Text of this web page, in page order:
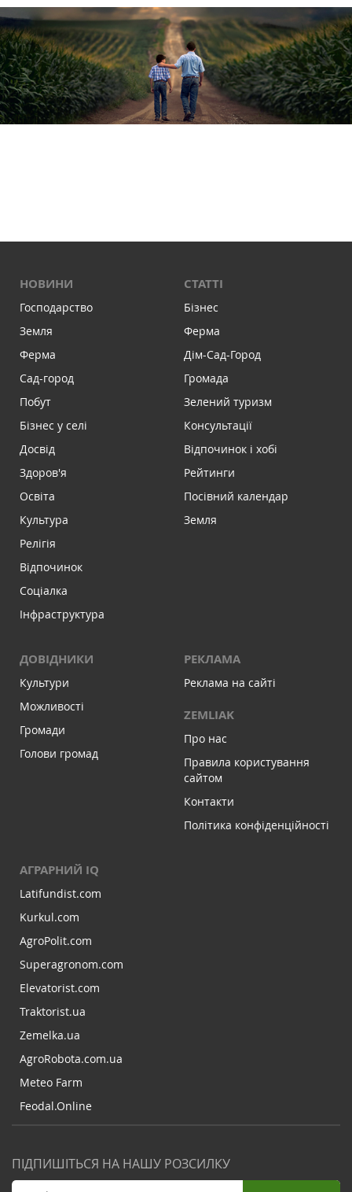
НОВИНИ
Господарство
Земля
Ферма
Сад-город
Побут
Бізнес у селі
Досвід
Здоров'я
Освіта
Культура
Релігія
Відпочинок
Соціалка
Інфраструктура
СТАТТІ
Бізнес
Ферма
Дім-Сад-Город
Громада
Зелений туризм
Консультації
Відпочинок і хобі
Рейтинги
Посівний календар
Земля
ДОВІДНИКИ
Культури
Можливості
Громади
Голови громад
РЕКЛАМА
Реклама на сайті
ZEMLIAK
Про нас
Правила користування
сайтом
Контакти
Політика конфіденційності
АГРАРНИЙ IQ
Latifundist.com
Kurkul.com
AgroPolit.com
Superagronom.com
Elevatorist.com
Traktorist.ua
Zemelka.ua
AgroRobota.com.ua
Meteo Farm
Feodal.Online
ПІДПИШІТЬСЯ НА НАШУ РОЗСИЛКУ